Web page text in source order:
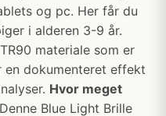
og pc. Her får du
i alderen 3-9 år.
materiale som er
en dokumenteret effekt
Hvor meget
Denne Blue Light Brille